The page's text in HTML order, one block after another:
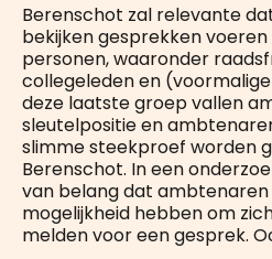
Berenschot zal relevante
bekijken gesprekken
personen, waaronder
collegeleden en
deze laatste groep vallen
sleutelpositie en
slimme steekproef worden
Berenschot. In een
van belang dat
mogelijkheid hebben om
melden voor een gesprek.